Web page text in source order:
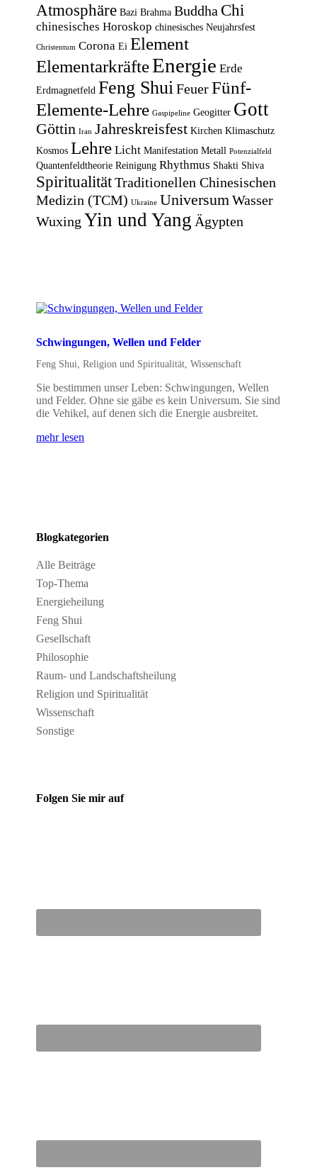
Atmosphäre Bazi Brahma Buddha Chi
chinesisches Horoskop chinesisches Neujahrsfest
Christentum Corona Ei Element
ElementarkräfteEnergie Erde
Erdmagnetfeld Feng Shui Feuer Fünf-
Elemente-Lehre Gaspipeline Geogitter Gott
Göttin Iran Jahreskreisfest Kirchen Klimaschutz
Kosmos Lehre Licht Manifestation Metall Potenzialfeld
Quantenfeldtheorie Reinigung Rhythmus Shakti Shiva
Spiritualität Traditionellen Chinesischen
Medizin (TCM) Ukraine Universum Wasser
Wuxing Yin und Yang Ägypten
Schwingungen, Wellen und Felder
Feng Shui ,Religion und Spiritualität ,Wissenschaft
Sie bestimmen unser Leben: Schwingungen, Wellen
und Felder. Ohne sie gäbe es kein Universum. Sie sind
die Vehikel, auf denen sich die Energie ausbreitet.
mehr lesen
Blogkategorien
Alle Beiträge
Top-Thema
Energieheilung
Feng Shui
Gesellschaft
Philosophie
Raum- und Landschaftsheilung
Religion und Spiritualität
Wissenschaft
Sonstige
Folgen Sie mir auf